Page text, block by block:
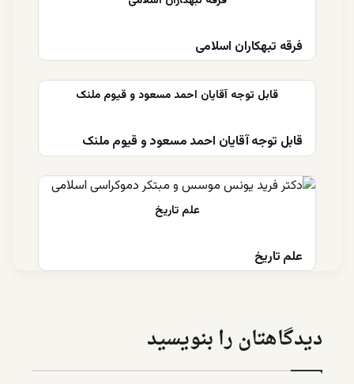
فرقه تبهکاران اسلامی
قابل توجه آقایان احمد مسعود و قیوم ملنک
علم تاریخ
دیدگاهتان را بنویسید